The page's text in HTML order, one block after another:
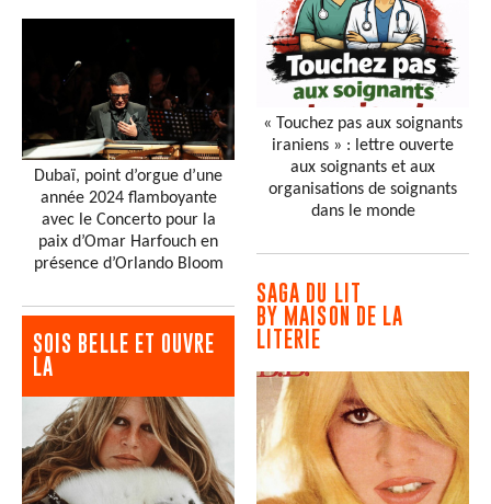
Dubaï, point d’orgue d’une
année 2024 flamboyante
avec le Concerto pour la
paix d’Omar Harfouch en
présence d’Orlando Bloom
SOIS BELLE ET OUVRE
LA
« Touchez pas aux soignants
iraniens » : lettre ouverte
aux soignants et aux
organisations de soignants
dans le monde
SAGA DU LIT
BY MAISON DE LA
LITERIE